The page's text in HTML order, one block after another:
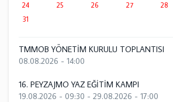
24
25 26 27 28
31
TMMOB YÖNETİM KURULU TOPLANTISI
08.08.2026 - 14:00
16. PEYZAJMO YAZ EĞİTİM KAMPI
19.08.2026 - 09:30 - 29.08.2026 - 17:00